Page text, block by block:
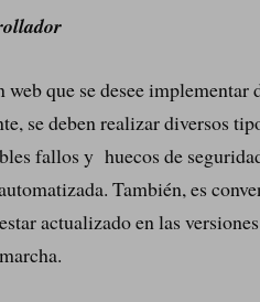
que se desee implementar
se deben realizar diversos
fallos y huecos de
También, es
actualizado en las